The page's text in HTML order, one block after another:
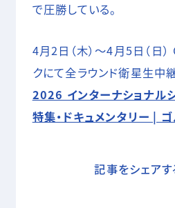
で圧勝している。
4月2日（木）～4月5日（日
クにて全ラウンド衛星生中継
2026 インターナショナル
特集・ドキュメンタリー |
記事をシェアす